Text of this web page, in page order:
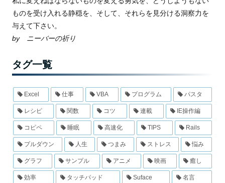
ものを受け入れる静穏を、そして、それらを見分ける洞察力を
与えて下さい。
by ニーバーの祈り
タグ一覧
Excel 仕事 VBA プログラム パスタ
レシピ 関数 コツ 連載 IE操作編
コピペ 睡眠 高速化 TIPS Rails
プルダウン 人生 つまみ ストレス 悩み
グラフ サンプル アニメ 映画 癒し
効率 タッチパッド Suface 名言